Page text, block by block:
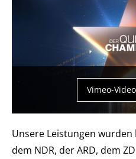
Vimeo-
Unsere Leistungen
dem NDR, der ARD, dem